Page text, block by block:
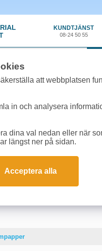
KUNDTJÄNST
08-24 50 55
FS 1020 DT
Mita FS 1020
FS 1020 DT
Mita FS 1020 DT
att webbplatsen
in och analysera
dina val nedan eller när
längst ner på sidan.
Acceptera alla